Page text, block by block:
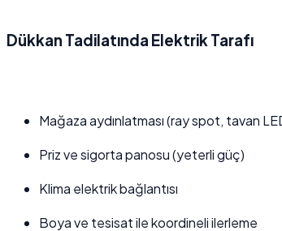
Dükkan Tadilatında Elektrik Tarafı
Mağaza aydınlatması (ray spot, tavan
Priz ve sigorta panosu (yeterli güç)
Klima elektrik bağlantısı
Boya ve tesisat ile koordineli ilerleme